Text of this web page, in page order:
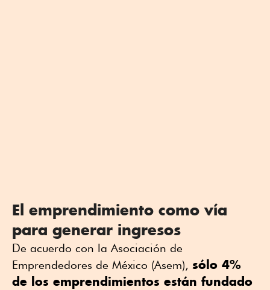
El emprendimiento como vía
para generar ingresos
De acuerdo con la Asociación de
Emprendedores de México (Asem), sólo 4%
de los emprendimientos están fundado